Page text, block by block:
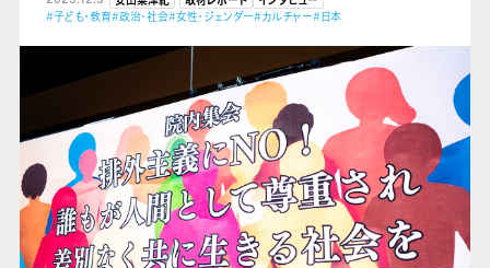
#子ども・教育#政治・社会#女性・ジェンダー#カルチャー#日本